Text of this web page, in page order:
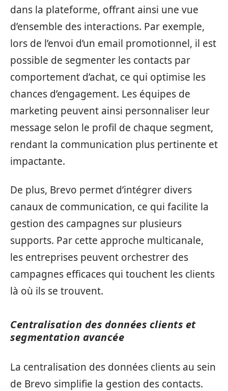
dans la plateforme, offrant ainsi une vue
d’ensemble des interactions. Par exemple,
lors de l’envoi d’un email promotionnel, il est
possible de segmenter les contacts par
comportement d’achat, ce qui optimise les
chances d’engagement. Les équipes de
marketing peuvent ainsi personnaliser leur
message selon le profil de chaque segment,
rendant la communication plus pertinente et
impactante.
De plus, Brevo permet d’intégrer divers
canaux de communication, ce qui facilite la
gestion des campagnes sur plusieurs
supports. Par cette approche multicanale,
les entreprises peuvent orchestrer des
campagnes efficaces qui touchent les clients
là où ils se trouvent.
Centralisation des données clients et
segmentation avancée
La centralisation des données clients au sein
de Brevo simplifie la gestion des contacts.